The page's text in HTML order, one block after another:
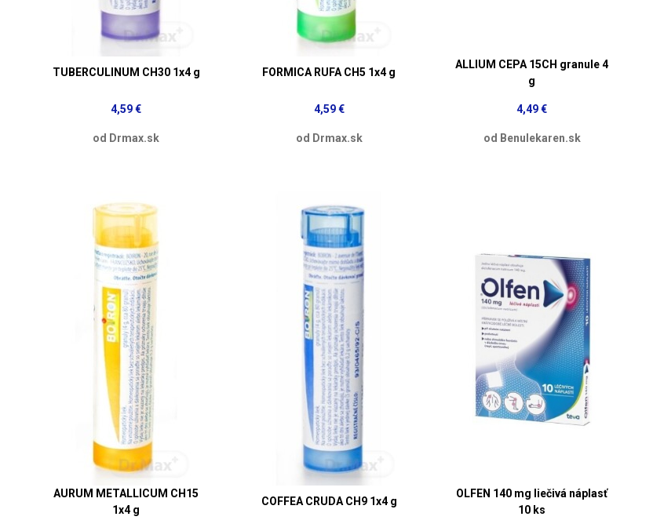
TUBERCULINUM CH30 1x4 g
4,59 €
od Drmax.sk
FORMICA RUFA CH5 1x4 g
4,59 €
od Drmax.sk
ALLIUM CEPA 15CH granule 4
g
4,49 €
od Benulekaren.sk
AURUM METALLICUM CH15
1x4 g
COFFEA CRUDA CH9 1x4 g
OLFEN 140 mg liečivá náplasť
10 ks